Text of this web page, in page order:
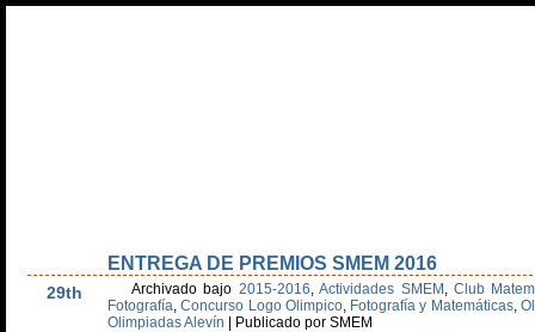
29th
ENTREGA DE PREMIOS SMEM 2016
Archivado bajo 2015-2016,Actividades SMEM , Club
Fotografía,Concurso Logo Olimpico, Fotografía y Matemáticas,
Olimpiadas Alevín
Publicado por SMEM